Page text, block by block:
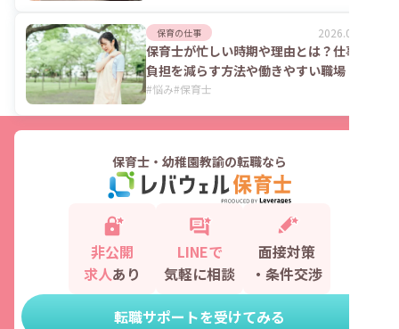
保育の仕事 2026.05.14
保育士が忙しい時期や理由とは？仕事の
負担を減らす方法や働きやすい職場
#悩み#保育士
保育士・幼稚園教諭の転職なら
非公開
求人あり
LINEで
気軽に相談
面接対策
・条件交渉
転職サポートを受けてみる